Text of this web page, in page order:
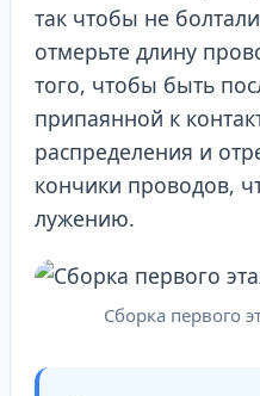
так чтобы не
отмерьте длину
того, чтобы быть
припаянной к
распределения и
кончики проводов,
лужению.
Сборка первого